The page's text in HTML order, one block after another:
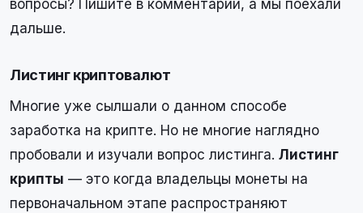
вопросы? Пишите в комментарии, а мы поехали
дальше.
Листинг криптовалют
Многие уже сылшали о данном способе
заработка на крипте. Но не многие наглядно
пробовали и изучали вопрос листинга. Листинг
крипты — это когда владельцы монеты на
первоначальном этапе распространяют